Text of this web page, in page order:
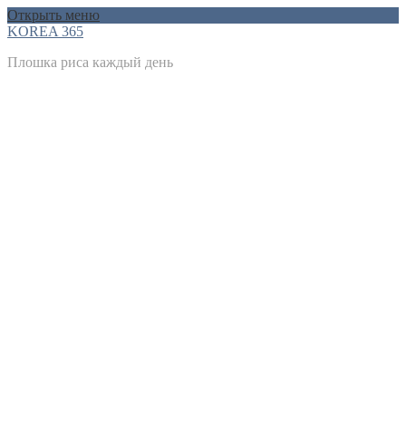
Открыть меню
KOREA 365
Плошка риса каждый день